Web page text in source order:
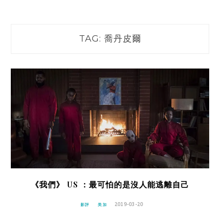
TAG: 喬丹皮爾
《我們》 US ：最可怕的是沒人能逃離自己
影評 美加 2019-03-20